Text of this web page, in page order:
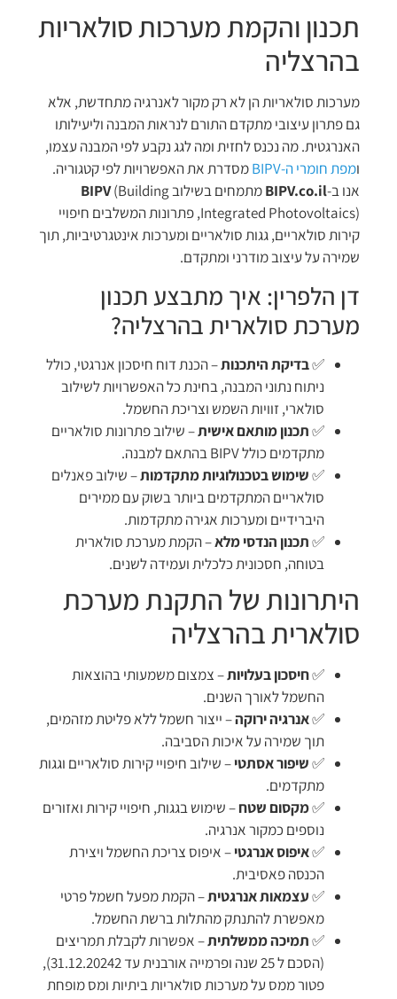
תכנון והקמת מערכות סולאריות
בהרצליה
מערכות סולאריות הן לא רק מקור לאנרגיה מתחדשת, אלא
גם פתרון עיצובי מתקדם התורם לנראות המבנה וליעילותו
האנרגטית. מה נכנס לחזית ומה לגג נקבע לפי המבנה עצמו,
מפת חומרי ה-BIPV
מסדרת את האפשרויות לפי קטגוריה.
אנו ב-BIPV.co.ilמתמחים בשילוב BIPV(Building
Integrated Photovoltaics), פתרונות המשלבים חיפויי
קירות סולאריים, גגות סולאריים ומערכות אינטגרטיביות, תוך
שמירה על עיצוב מודרני ומתקדם.
דן הלפרין: איך מתבצע תכנון
מערכת סולארית בהרצליה?
✅בדיקת היתכנות– הכנת דוח חיסכון אנרגטי, כולל
ניתוח נתוני המבנה, בחינת כל האפשרויות לשילוב
סולארי, זוויות השמש וצריכת החשמל.
✅תכנון מותאם אישית– שילוב פתרונות סולאריים
מתקדמים כולל BIPV בהתאם למבנה.
✅שימוש בטכנולוגיות מתקדמות– שילוב פאנלים
סולאריים המתקדמים ביותר בשוק עם ממירים
היברידיים ומערכות אגירה מתקדמות.
✅תכנון הנדסי מלא– הקמת מערכת סולארית
בטוחה, חסכונית כלכלית ועמידה לשנים.
היתרונות של התקנת מערכת
סולארית בהרצליה
✅חיסכון בעלויות– צמצום משמעותי בהוצאות
החשמל לאורך השנים.
✅אנרגיה ירוקה– ייצור חשמל ללא פליטת מזהמים,
תוך שמירה על איכות הסביבה.
✅שיפור אסתטי– שילוב חיפויי קירות סולאריים וגגות
מתקדמים.
✅מקסום שטח– שימוש בגגות, חיפויי קירות ואזורים
נוספים כמקור אנרגיה.
✅איפוס אנרגטי– איפוס צריכת החשמל ויצירת
הכנסה פאסיבית.
✅עצמאות אנרגטית– הקמת מפעל חשמל פרטי
מאפשרת להתנתק מהתלות ברשת החשמל.
✅תמיכה ממשלתית– אפשרות לקבלת תמריצים
(הסכם ל 25 שנה ופרמייה אורבנית עד 31.12.20242),
פטור ממס על מערכות סולאריות ביתיות ומס מופחת